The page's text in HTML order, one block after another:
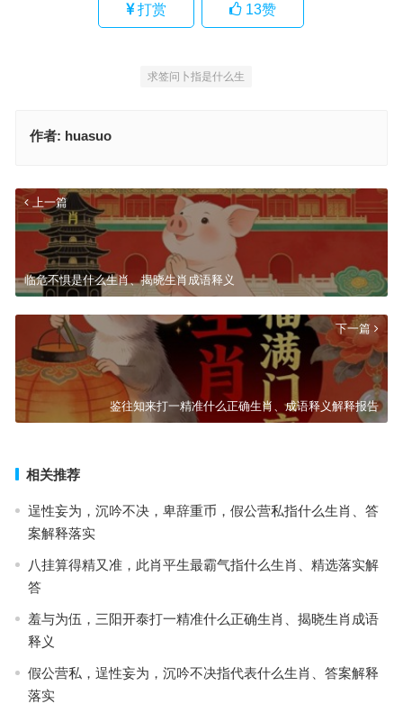
打赏 13赞
求签问卜指是什么生
作者: huasuo
上一篇
临危不惧是什么生肖、揭晓生肖成语释义
下一篇
鉴往知来打一精准什么正确生肖、成语释义解释报告
相关推荐
逞性妄为，沉吟不决，卑辞重币，假公营私指什么生肖、答
案解释落实
八挂算得精又准，此肖平生最霸气指什么生肖、精选落实解
答
羞与为伍，三阳开泰打一精准什么正确生肖、揭晓生肖成语
释义
假公营私，逞性妄为，沉吟不决指代表什么生肖、答案解释
落实